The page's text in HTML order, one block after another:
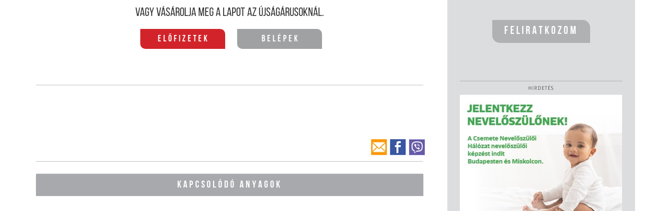
Vagy vásárolja meg a lapot az újságárusoknál.
Előfizetek Belépek
KAPCSOLÓDÓ ANYAGOK
HIRDETÉS